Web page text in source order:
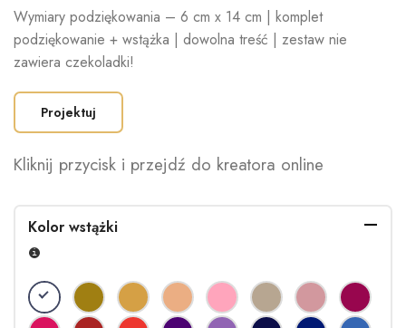
Wymiary podziękowania – 6 cm x 14 cm | komplet
podziękowanie + wstążka | dowolna treść | zestaw nie
zawiera czekoladki!
Projektuj
Kliknij przycisk i przejdź do kreatora online
Kolor wstążki